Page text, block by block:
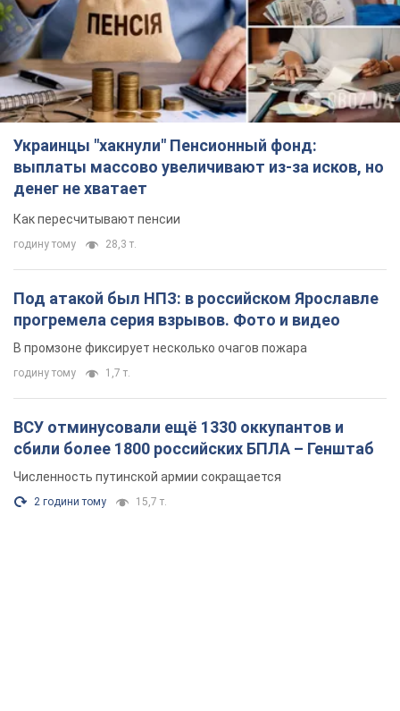
денег не хватает
Как пересчитывают пенсии
годину тому 28,3 т.
Под атакой был НПЗ: в российском Ярославле
прогремела серия взрывов. Фото и видео
В промзоне фиксирует несколько очагов пожара
годину тому 1,7 т.
ВСУ отминусовали ещё 1330 оккупантов и
сбили более 1800 российских БПЛА – Генштаб
Численность путинской армии сокращается
2 години тому 15,7 т.